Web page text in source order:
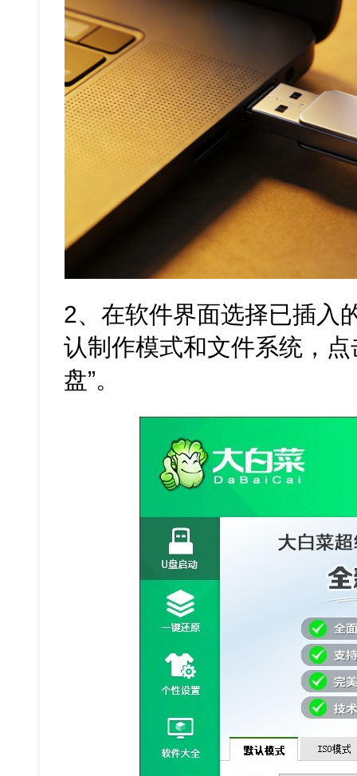
2、在软件界面选择已插入
认制作模式和文件系统，
盘”。